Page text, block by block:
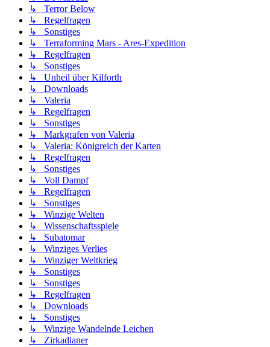
↳ Terror Below
↳ Regelfragen
↳ Sonstiges
↳ Terraforming Mars - Ares-Expedition
↳ Regelfragen
↳ Sonstiges
↳ Unheil über Kilforth
↳ Downloads
↳ Valeria
↳ Regelfragen
↳ Sonstiges
↳ Markgrafen von Valeria
↳ Valeria: Königreich der Karten
↳ Regelfragen
↳ Sonstiges
↳ Voll Dampf
↳ Regelfragen
↳ Sonstiges
↳ Winzige Welten
↳ Wissenschaftsspiele
↳ Subatomar
↳ Winziges Verlies
↳ Winziger Weltkrieg
↳ Sonstiges
↳ Sonstiges
↳ Regelfragen
↳ Downloads
↳ Sonstiges
↳ Winzige Wandelnde Leichen
↳ Zirkadianer